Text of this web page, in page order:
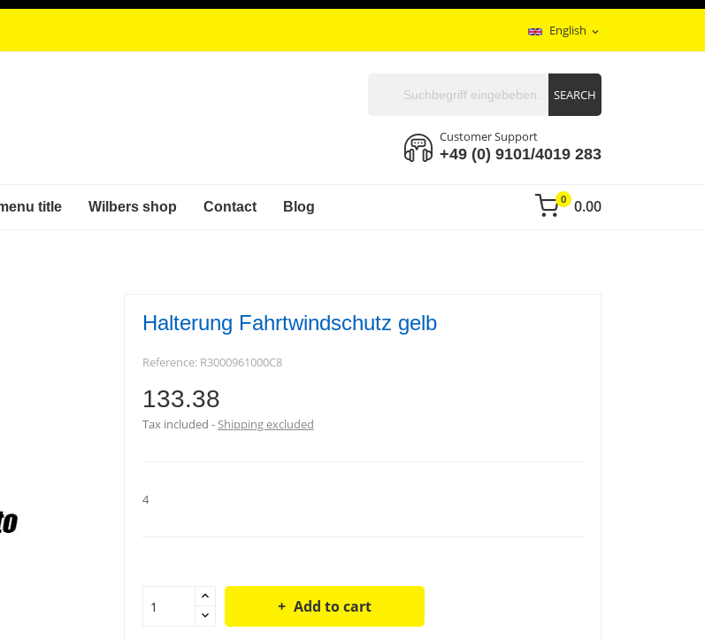
English expand_more
0.00
0
SEARCH
Customer Support
+49 (0) 9101/4019 283
title Wilbers shop Contact Blog
Halterung Fahrtwindschutz gelb
Reference: R3000961000C8
133.38
Tax included Shipping excluded
4
Add to cart